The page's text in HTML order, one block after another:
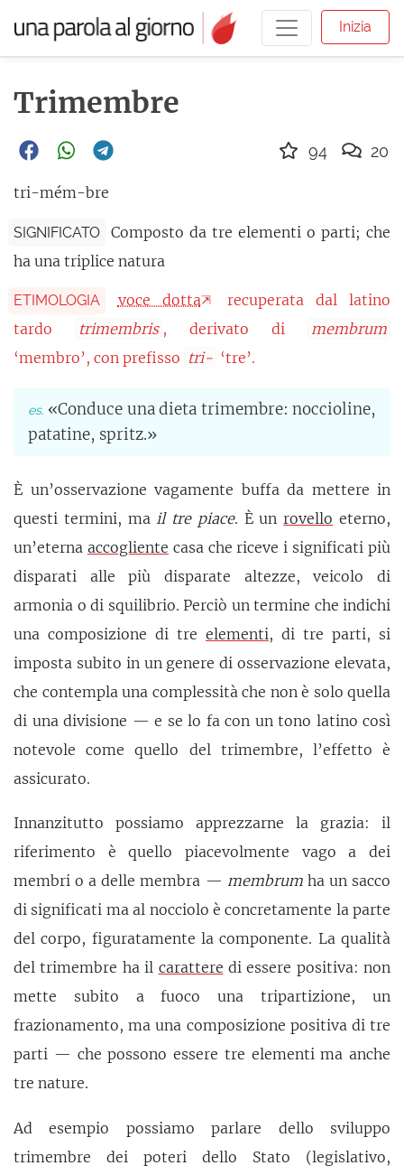
Inizia
Trimembre
tri-mém-bre
SIGNIFICATO
Composto da tre elementi o parti; che
ha una triplice natura
ETIMOLOGIA voce dotta
recuperata dal latino
tardo
trimembris , derivato di
membrum
‘membro’, con prefisso tri- ‘tre’.
«Conduce una dieta trimembre: noccioline,
patatine, spritz.»
È un’osservazione vagamente buffa da mettere in
questi termini, ma il tre piace. È un rovello eterno,
un’eterna accogliente casa che riceve i significati più
disparati alle più disparate altezze, veicolo di
armonia o di squilibrio. Perciò un termine che indichi
una composizione di tre elementi, di tre parti, si
imposta subito in un genere di osservazione elevata,
che contempla una complessità che non è solo quella
di una divisione — e se lo fa con un tono latino così
notevole come quello del trimembre, l’effetto è
assicurato.
Innanzitutto possiamo apprezzarne la grazia: il
riferimento è quello piacevolmente vago a dei
membri o a delle membra — membrumha un sacco
di significati ma al nocciolo è concretamente la parte
del corpo, figuratamente la componente. La qualità
del trimembre ha il carattere di essere positiva: non
mette subito a fuoco una tripartizione, un
frazionamento, ma una composizione positiva di tre
parti — che possono essere tre elementi ma anche
tre nature.
Ad esempio possiamo parlare dello sviluppo
trimembre dei poteri dello Stato (legislativo,
94 20